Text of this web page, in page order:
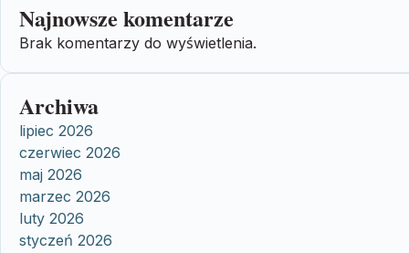
Najnowsze komentarze
Brak komentarzy do wyświetlenia.
Archiwa
lipiec 2026
czerwiec 2026
maj 2026
marzec 2026
luty 2026
styczeń 2026